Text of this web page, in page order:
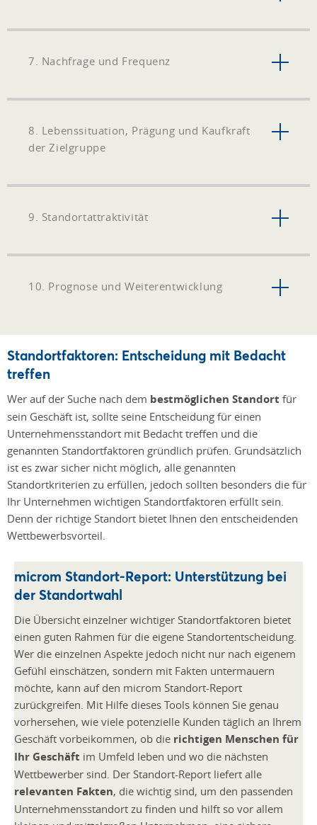
7. Nachfrage und Frequenz
8. Lebenssituation, Prägung und Kaufkraft
der Zielgruppe
9. Standortattraktivität
10. Prognose und Weiterentwicklung
Standortfaktoren: Entscheidung mit Bedacht
treffen
Wer auf der Suche nach dem bestmöglichen Standort für
sein Geschäft ist, sollte seine Entscheidung für einen
Unternehmensstandort mit Bedacht treffen und die
genannten Standortfaktoren gründlich prüfen. Grundsätzlich
ist es zwar sicher nicht möglich, alle genannten
Standortkriterien zu erfüllen, jedoch sollten besonders die für
Ihr Unternehmen wichtigen Standortfaktoren erfüllt sein.
Denn der richtige Standort bietet Ihnen den entscheidenden
Wettbewerbsvorteil.
microm Standort-Report: Unterstützung bei
der Standortwahl
Die Übersicht einzelner wichtiger Standortfaktoren bietet
einen guten Rahmen für die eigene Standortentscheidung.
Wer die einzelnen Aspekte jedoch nicht nur nach eigenem
Gefühl einschätzen, sondern mit Fakten untermauern
möchte, kann auf den microm Standort-Report
zurückgreifen. Mit Hilfe dieses Tools können Sie genau
vorhersehen, wie viele potenzielle Kunden täglich an Ihrem
Geschäft vorbeikommen, ob die richtigen Menschen für
Ihr Geschäft im Umfeld leben und wo die nächsten
Wettbewerber sind. Der Standort-Report liefert alle
relevanten Fakten, die wichtig sind, um den passenden
Unternehmensstandort zu finden und hilft so vor allem